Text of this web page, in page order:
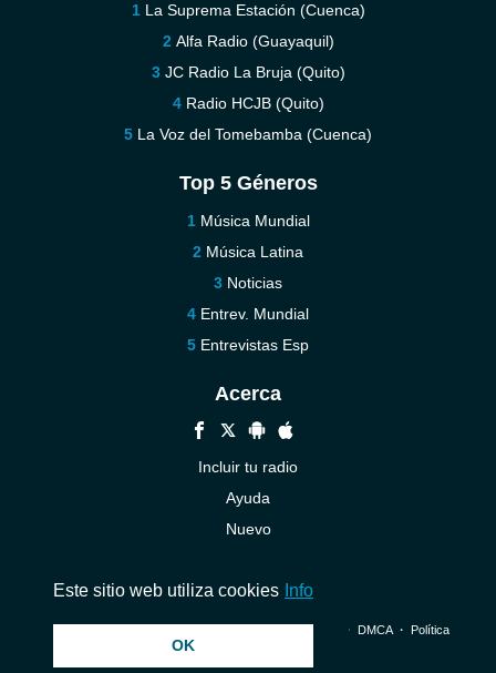
La Suprema Estación (Cuenca)
Alfa Radio (Guayaquil)
JC Radio La Bruja (Quito)
Radio HCJB (Quito)
La Voz del Tomebamba (Cuenca)
Top 5 Géneros
Música Mundial
Música Latina
Noticias
Entrev. Mundial
Entrevistas Esp
Acerca
Incluir tu radio
Ayuda
Nuevo
© 2026 InstantAudio. Reservados todos los derechos. ・ DMCA・ Política
Este sitio web utiliza cookies Info
OK